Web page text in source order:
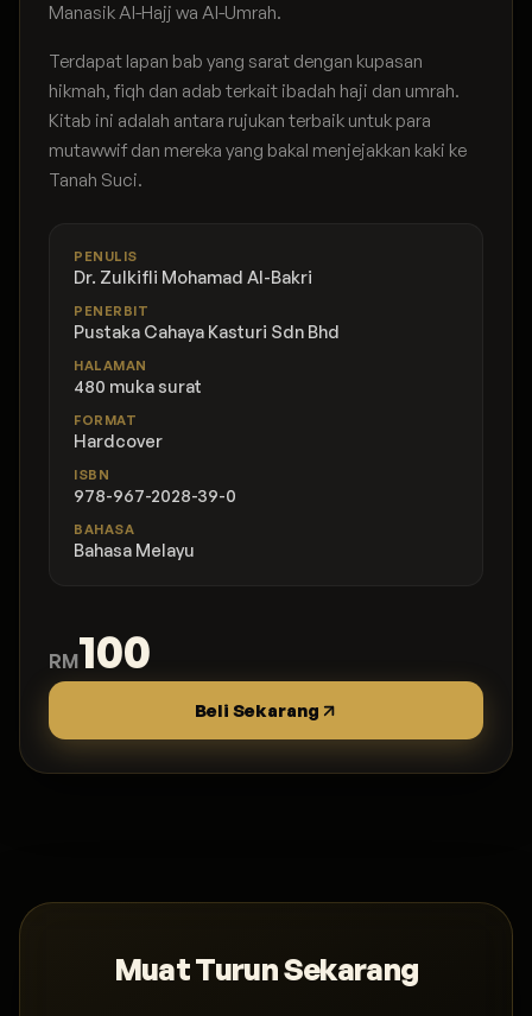
Manasik Al-Hajj wa Al-Umrah.
Terdapat lapan bab yang sarat dengan kupasan
hikmah, fiqh dan adab terkait ibadah haji dan umrah.
Kitab ini adalah antara rujukan terbaik untuk para
mutawwif dan mereka yang bakal menjejakkan kaki ke
Tanah Suci.
PENULIS
Dr. Zulkifli Mohamad Al-Bakri
PENERBIT
Pustaka Cahaya Kasturi Sdn Bhd
HALAMAN
480 muka surat
FORMAT
Hardcover
ISBN
978-967-2028-39-0
BAHASA
Bahasa Melayu
RM100
Beli Sekarang
Muat Turun Sekarang